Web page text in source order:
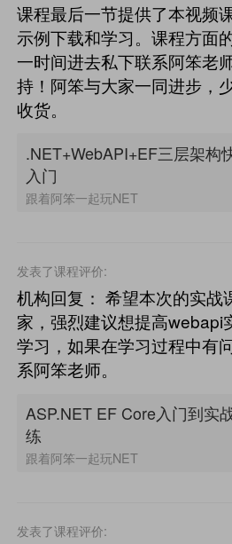
课程最后一节提供了本视频
示例下载和学习。课程方面
一时间进去私下联系阿笨老
持！阿笨与大家一同进步，
收货。
.NET+WebAPI+EF三层架构
入门
跟着阿笨一起玩NET
发表了课程评价:
机构回复： 希望本次的实战
家，强烈建议想提高webapi
学习，如果在学习过程中有
系阿笨老师。
ASP.NET EF Core入门到实
练
跟着阿笨一起玩NET
发表了课程评价: